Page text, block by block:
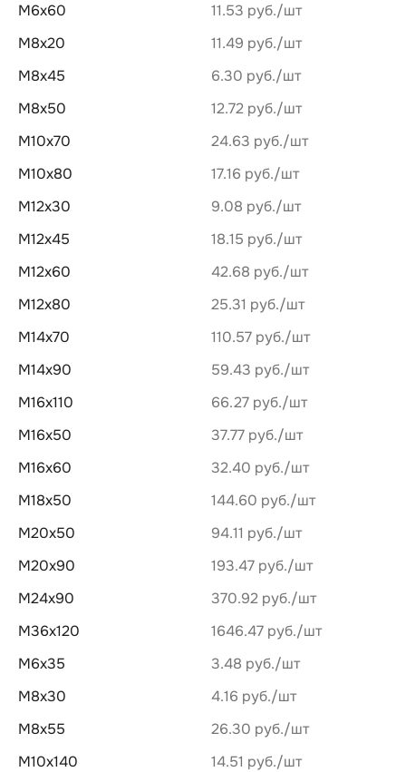
М6х60
11.53 руб.
М8х20
11.49 руб.
М8х45
6.30 руб.
М8х50
12.72 руб.
М10х70
24.63 руб.
М10х80
17.16 руб.
М12х30
9.08 руб.
М12х45
18.15 руб.
М12х60
42.68 руб.
М12х80
25.31 руб.
М14х70
110.57 руб.
М14х90
59.43 руб.
М16х110
66.27 руб.
М16х50
37.77 руб.
М16х60
32.40 руб.
М18х50
144.60 руб.
М20х50
94.11 руб.
М20х90
193.47 руб.
М24х90
370.92 руб.
М36х120
1646.47 руб.
М6х35
3.48 руб.
М8х30
4.16 руб.
М8х55
26.30 руб.
М10х140
14.51 руб.